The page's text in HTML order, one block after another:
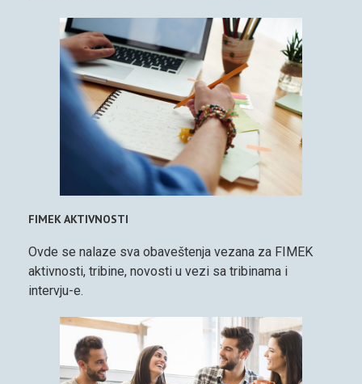
FIMEK AKTIVNOSTI
Ovde se nalaze sva obaveštenja vezana za FIMEK
aktivnosti, tribine, novosti u vezi sa tribinama i
intervju-e.